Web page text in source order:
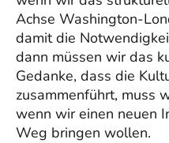
Achse Washington-
damit die
dann müssen wir das
Gedanke, dass die
zusammenführt, muss
wenn wir einen neuen
Weg bringen wollen.